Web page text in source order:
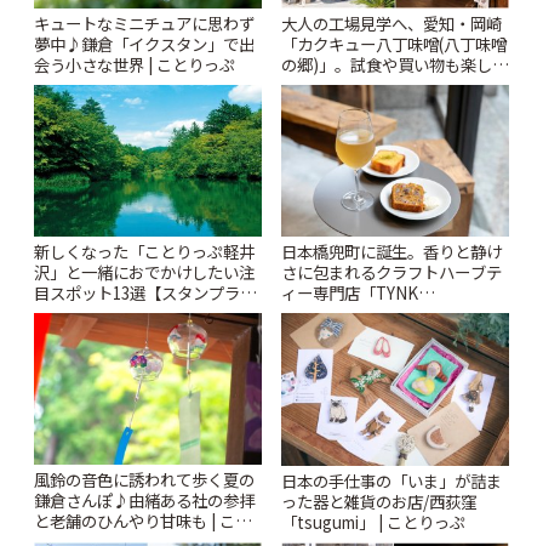
キュートなミニチュアに思わず
夢中♪鎌倉「イクスタン」で出
会う小さな世界 | ことりっぷ
大人の工場見学へ、愛知・岡崎
「カクキュー八丁味噌(八丁味噌
の郷)」。試食や買い物も楽しみ
♪ | ことりっぷ
新しくなった「ことりっぷ軽井
沢」と一緒におでかけしたい注
目スポット13選【スタンプラリ
ー開催中】 | ことりっぷ
日本橋兜町に誕生。香りと静け
さに包まれるクラフトハーブテ
ィー専門店「TYNK
Kabutocho」 | ことりっぷ
風鈴の音色に誘われて歩く夏の
鎌倉さんぽ♪由緒ある社の参拝
と老舗のひんやり甘味も | こと
日本の手仕事の「いま」が詰ま
った器と雑貨のお店/西荻窪
「tsugumi」 | ことりっぷ